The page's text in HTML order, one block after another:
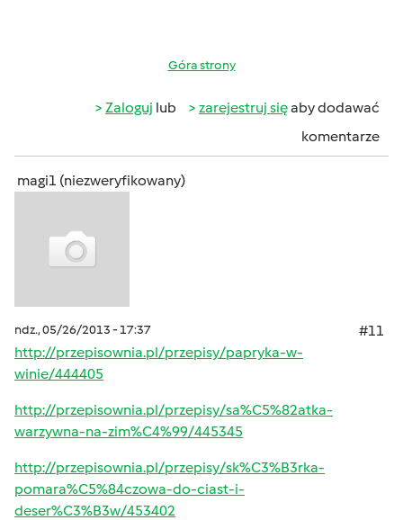
Góra strony
Zaloguj lub zarejestruj sięaby dodawać
komentarze
magi1 (niezweryfikowany)
ndz., 05/26/2013 - 17:37
#11
http://przepisownia.pl/przepisy/papryka-w-
winie/444405
http://przepisownia.pl/przepisy/sa%C5%82atka-
warzywna-na-zim%C4%99/445345
http://przepisownia.pl/przepisy/sk%C3%B3rka-
pomara%C5%84czowa-do-ciast-i-
deser%C3%B3w/453402